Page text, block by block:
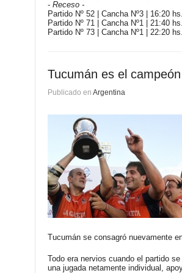
- Receso -
Partido Nº 52 | Cancha Nº3 | 16:20
Partido Nº 71 | Cancha Nº1 | 21:40
Partido Nº 73 | Cancha Nº1 | 22:20
Tucumán es el
Publicado en Argentina
Tucumán se consagró nuevamente
Todo era nervios cuando el partido
una jugada netamente individual,